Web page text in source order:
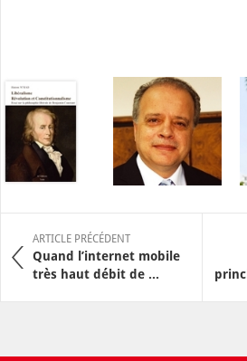
ARTICLE PRÉCÉDENT
Quand l’internet mobile
très haut débit de ...